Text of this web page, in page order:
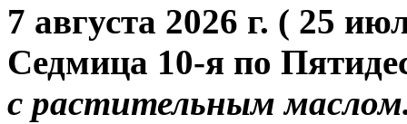
7 августа 2026 г. ( 25
Седмица 10-я по
с растительным